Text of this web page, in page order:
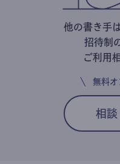
他の書き手
招待制
ご利用
無料
相談